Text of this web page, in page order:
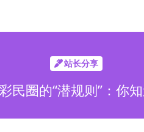
站长分享
民圈的“潜规则”：你